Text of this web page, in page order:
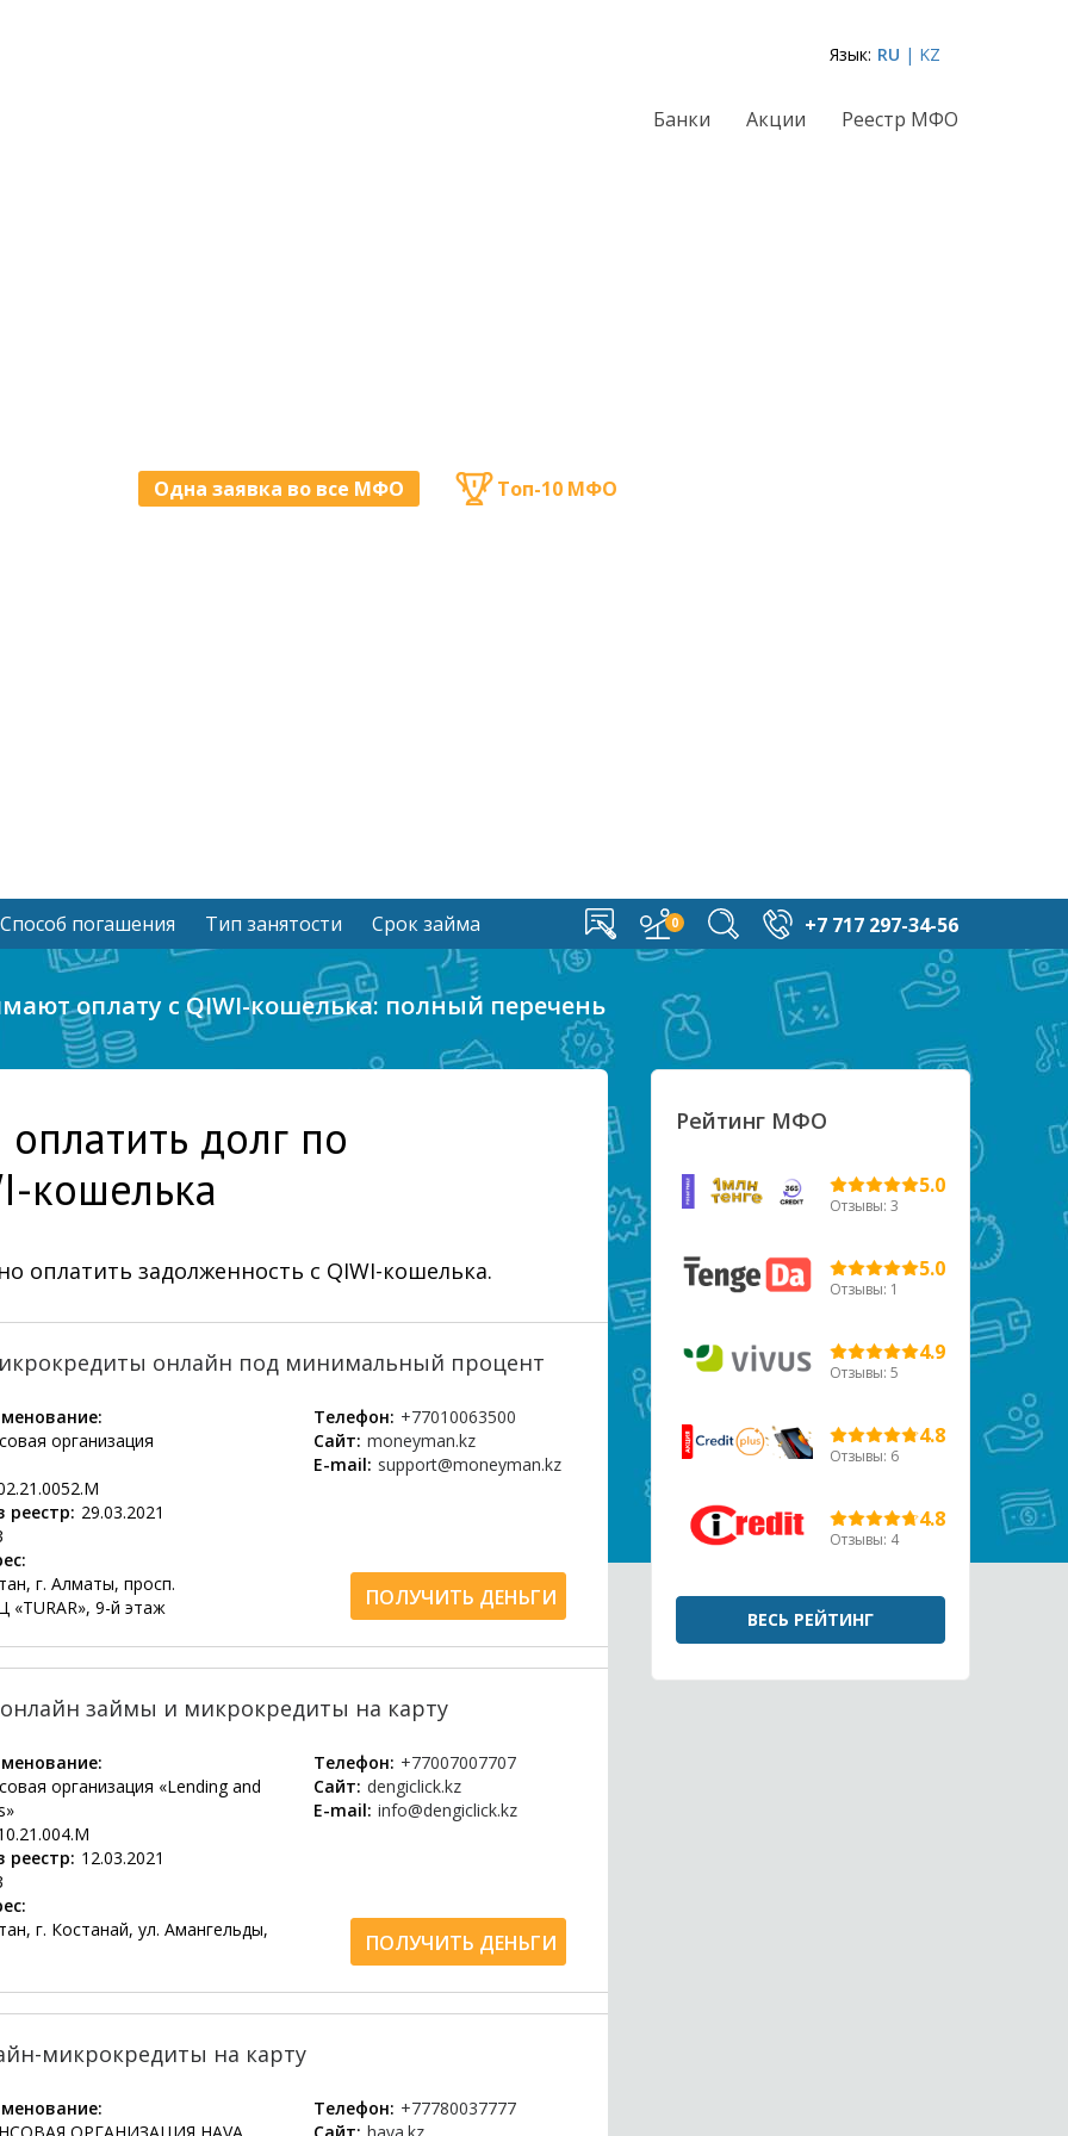
Язык: RU | KZ
Одна заявка во все МФО Топ-10 МФО
Банки Акции Реестр МФО
Способ погашения Тип занятости Срок займа +7 717 297-34-56
оплату с QIWI-кошелька: полный перечень
долг по
кошелька
оплатить задолженность с QIWI-кошелька.
онлайн под минимальный процент
организация
реестр: 29.03.2021
г. Алматы, просп.
«TURAR», 9-й этаж
Телефон: +77010063500
Сайт: moneyman.kz
E-mail: support@moneyman.kz
ПОЛУЧИТЬ ДЕНЬГИ
займы и микрокредиты на карту
организация «Lending and
реестр: 12.03.2021
г. Костанай, ул. Амангельды,
Телефон: +77007007707
Сайт: dengiclick.kz
E-mail: info@dengiclick.kz
ПОЛУЧИТЬ ДЕНЬГИ
микрокредиты на карту
Телефон: +77780037777
Рейтинг МФО
5.0
Отзывы: 3
5.0
Отзывы: 1
4.9
Отзывы: 5
4.8
Отзывы: 6
4.8
Отзывы: 4
ВЕСЬ РЕЙТИНГ